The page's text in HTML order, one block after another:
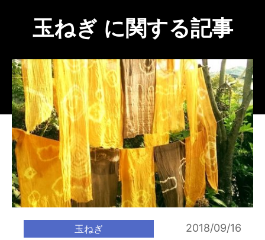
玉ねぎ に関する記事
玉ねぎ 2018/09/16